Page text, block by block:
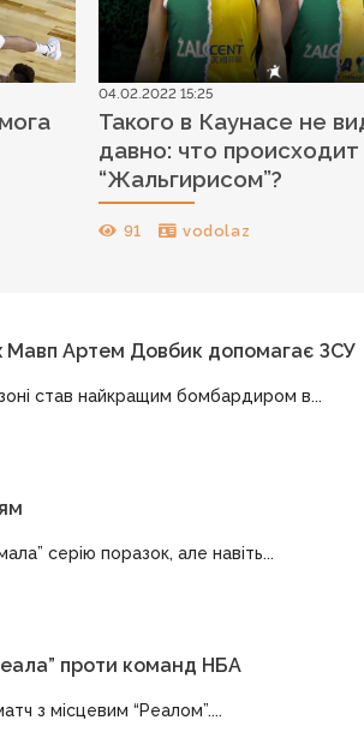
04.02.2022 15:25
Такого в Каунасе не
давно: что происходит
“Жальгирисом”?
91 vodolaz
Мавп Артем Довбик допомагає ЗСУ
став найкращим бомбардиром в...
серію поразок, але навіть...
проти команд НБА
з місцевим “Реалом”....